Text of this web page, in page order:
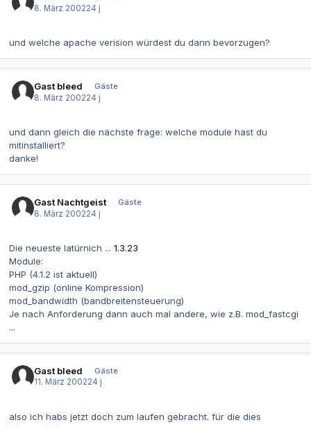
8. März 200224 j
und welche apache verision würdest du dann bevorzugen?
Gast bleed
Gäste
8. März 200224 j
und dann gleich die nächste frage: welche module hast du
mitinstalliert?
danke!
Gast Nachtgeist
Gäste
8. März 200224 j
Die neueste latürnich ... 1.3.23
Module:
PHP (4.1.2 ist aktuell)
mod_gzip (online Kompression)
mod_bandwidth (bandbreitensteuerung)
Je nach Anforderung dann auch mal andere, wie z.B. mod_fastcgi
...
Gast bleed
Gäste
11. März 200224 j
also ich habs jetzt doch zum laufen gebracht. für die dies